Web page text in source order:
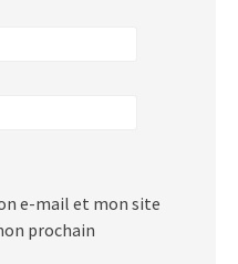
e-mail et mon site
prochain